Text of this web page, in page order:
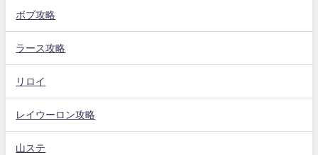
ボブ攻略
ラース攻略
リロイ
レイウーロン攻略
山ステ